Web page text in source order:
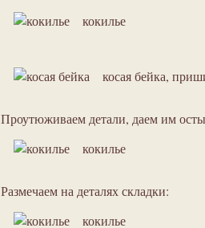
кокилье
косая бейка,
Проутюживаем детали, даем им
кокилье
Размечаем на деталях складки:
кокилье